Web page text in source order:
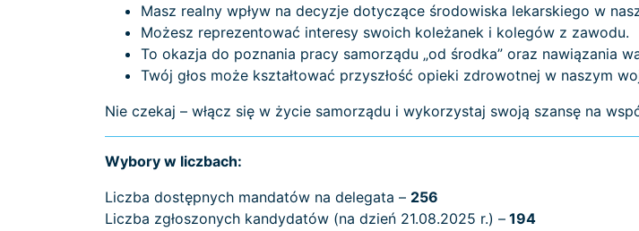
Masz realny wpływ na decyzje dotyczące środowiska lekarskiego w
Możesz reprezentować interesy swoich koleżanek i kolegów z zawodu.
To okazja do poznania pracy samorządu „od środka” oraz nawiązania
Twój głos może kształtować przyszłość opieki zdrowotnej w naszym
Nie czekaj – włącz się w życie samorządu i wykorzystaj swoją szansę na
Wybory w liczbach:
Liczba dostępnych mandatów na delegata – 256
Liczba zgłoszonych kandydatów (na dzień 21.08.2025 r.) – 194